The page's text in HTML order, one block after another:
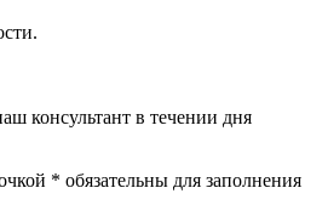
консультант в течении дня
* обязательны для заполнения